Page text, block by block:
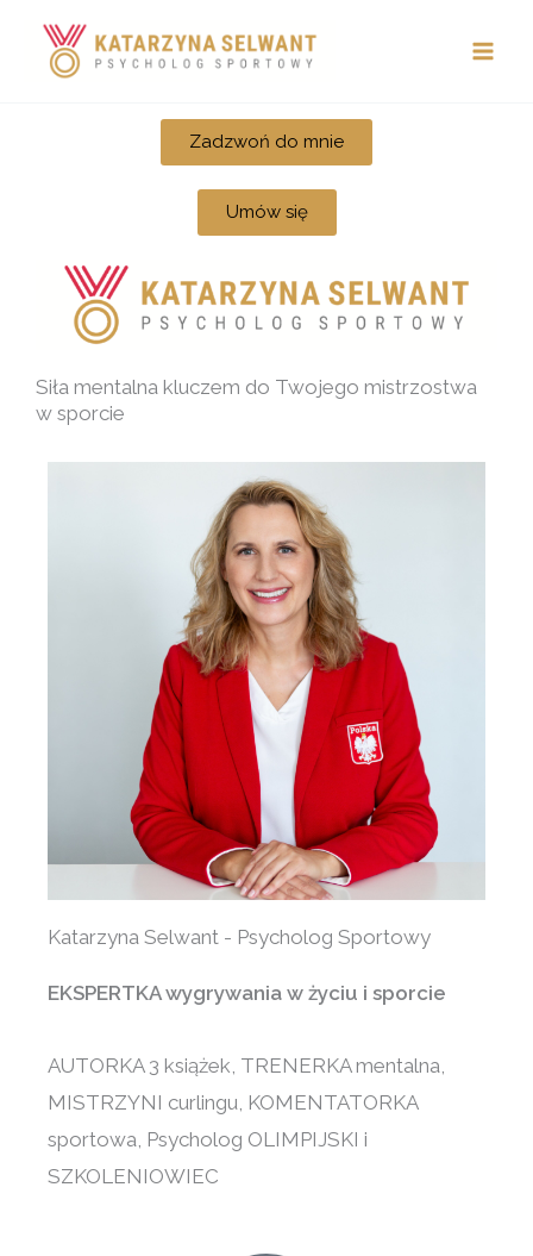
Zadzwoń do mnie
Umów się
Siła mentalna kluczem do Twojego mistrzostwa
w sporcie
Katarzyna Selwant - Psycholog Sportowy
EKSPERTKA wygrywania w życiu i sporcie
AUTORKA 3 książek, TRENERKA mentalna,
MISTRZYNI curlingu, KOMENTATORKA
sportowa, Psycholog OLIMPIJSKI i
SZKOLENIOWIEC